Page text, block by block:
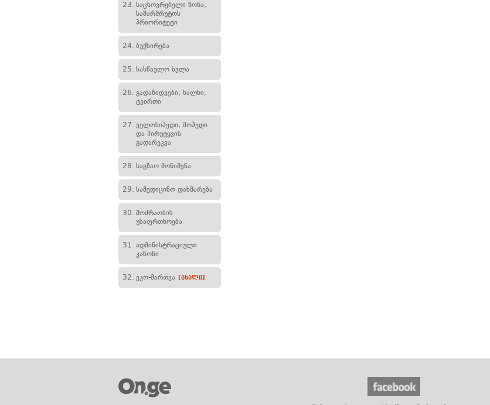
23. საცხოვრებელი ზონა,
სამარშრუტოს
პრიორიტეტი
24. ბუქსირება
25. სასწავლო სვლა
26. გადაზიდვები, ხალხი,
ტვირთი
27. ველოსიპედი, მოპედი
და პირუტყვის
გადარეკვა
28. საგზაო მონიშვნა
29. სამედიცინო დახმარება
30. მოძრაობის
უსაფრთხოება
31. ადმინისტრაციული
კანონი
32. ეკო-მართვა [ახალი]